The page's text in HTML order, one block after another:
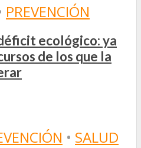
PREVENCIÓN
ecológico: ya
de los que la
• SALUD